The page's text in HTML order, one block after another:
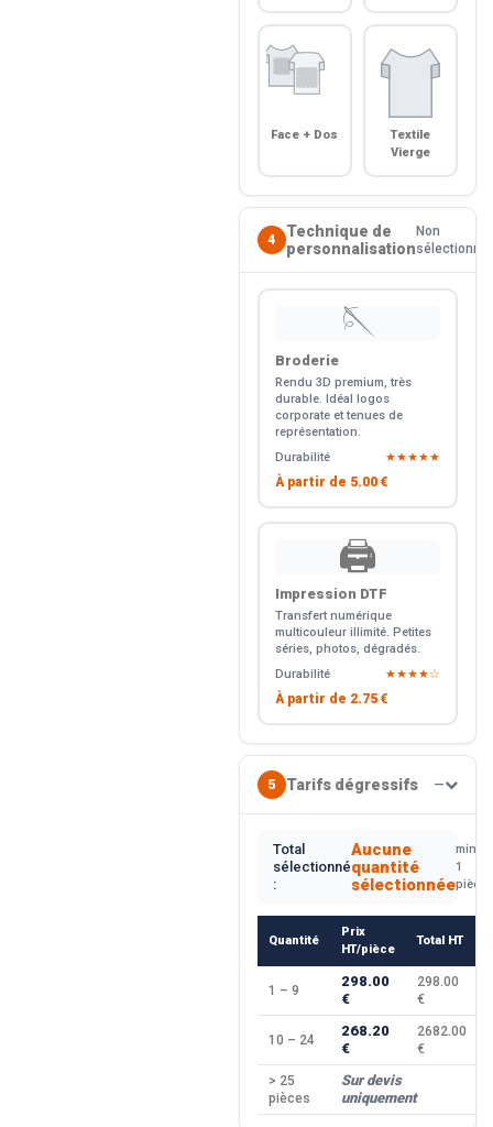
Face + Dos
Textile
Vierge
4
Technique de
personnalisation
Non
sélectionné
🪡
Broderie
Rendu 3D premium, très
durable. Idéal logos
corporate et tenues de
représentation.
Durabilité
★★★★★
À partir de 5.00 €
🖨️
Impression DTF
Transfert numérique
multicouleur illimité. Petites
séries, photos, dégradés.
Durabilité
★★★★☆
À partir de 2.75 €
5 Tarifs dégressifs —
Total
sélectionné
:
Aucune
quantité
sélectionnée
min.
1
pièce
Quantité
Prix
HT/pièce
Total HT
1 – 9
298.00
€
298.00
€
10 – 24
268.20
€
2682.00
€
> 25
pièces
Sur devis
uniquement